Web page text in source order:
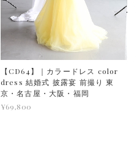
【CD64】｜カラードレス color
dress 結婚式 披露宴 前撮り 東
京・名古屋・大阪・福岡
¥69,800